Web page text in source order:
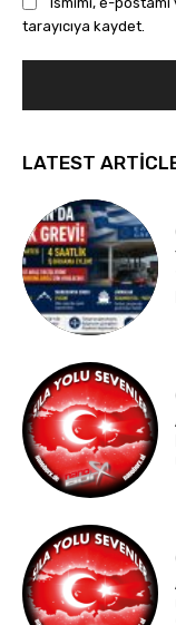
tarayıcıya kaydet.
LATEST